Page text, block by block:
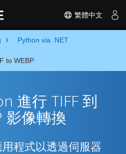
繁體中文
Python via .NET
to WEBP
進行 TIFF 到
影像轉換
程式以透過伺服器